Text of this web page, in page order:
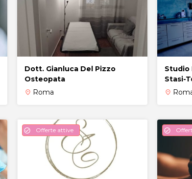
Dott. Gianluca Del Pizzo
Osteopata
place Roma
Studio
Stasi-
place
check_circle Offerte attive check_circle